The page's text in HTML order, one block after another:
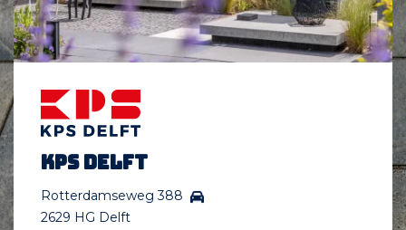
KPS Delft
Rotterdamseweg 388
2629 HG Delft